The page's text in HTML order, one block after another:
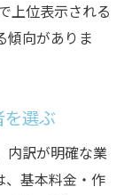
上位表示される
傾向がありま
選ぶ
内訳が明確な業
、基本料金・作